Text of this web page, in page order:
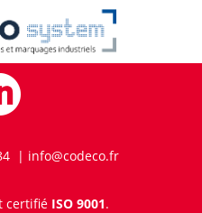
| info@codeco.fr
certifié ISO 9001.